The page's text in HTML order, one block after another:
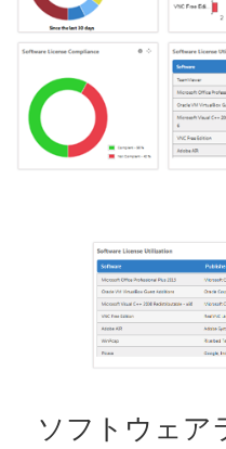
ソフトウェア